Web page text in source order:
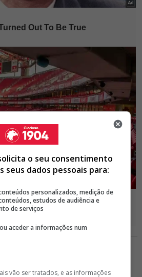
MESMO
o seu consentimento
seus dados pessoais para:
personalizados, medição de
estudos de audiência e
de serviços
aceder a informações num
vão ser tratados, e as informações